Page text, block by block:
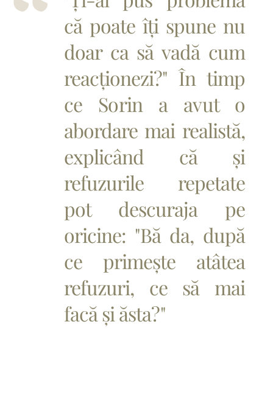
că poate îți spune nu
doar ca să vadă cum
reacționezi?" În timp
ce Sorin a avut o
abordare mai realistă,
explicând că și
refuzurile repetate
pot descuraja pe
oricine: "Bă da, după
ce primește atâtea
refuzuri, ce să mai
facă și ăsta?"